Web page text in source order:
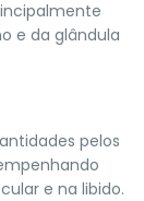
e da glândula
pelos
e na libido.